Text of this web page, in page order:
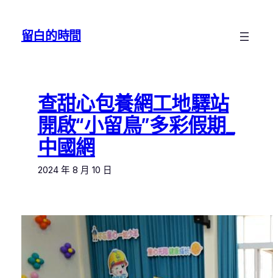
留白的時間
查甜心包養網工地驛站
開啟“小留鳥”多彩假期_
中國網
2024 年 8 月 10 日